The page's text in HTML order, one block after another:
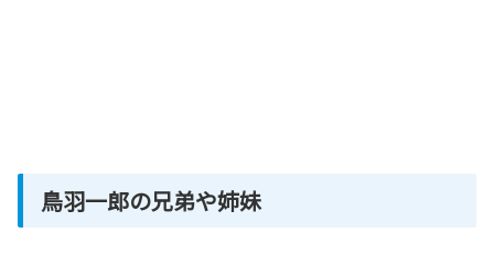
鳥羽一郎の兄弟や姉妹